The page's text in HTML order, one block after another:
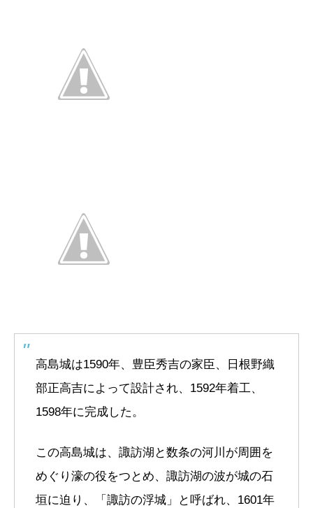
高島城は1590年、豊臣秀吉の家臣、日根野織
部正高吉によって設計され、1592年着工、
1598年に完成した。
この高島城は、諏訪湖と数条の河川が周囲を
めぐり濠の役をつとめ、諏訪湖の波が城の石
垣に迫り、「諏訪の浮城」と呼ばれ、1601年